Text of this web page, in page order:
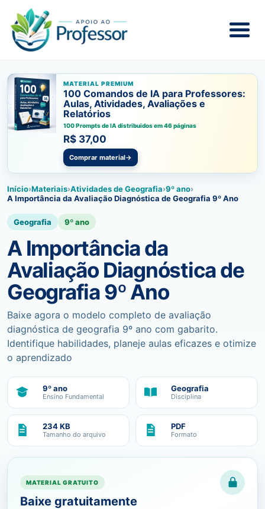
MATERIAL PREMIUM
100 Comandos de IA para Professores:
Aulas, Atividades, Avaliações e
Relatórios
100 Prompts de IA distribuidos em 46 páginas
R$ 37,00
Comprar material→
Início›Materiais›Atividades de Geografia›9º ano›
A Importância da Avaliação Diagnóstica de Geografia 9º Ano
Geografia 9º ano
A Importância da
Avaliação Diagnóstica de
Geografia 9º Ano
Baixe agora o modelo completo de avaliação
diagnóstica de geografia 9º ano com gabarito.
Identifique habilidades, planeje aulas eficazes e otimize
o aprendizado
9º ano
Ensino Fundamental
Geografia
Disciplina
234 KB
Tamanho do arquivo
PDF
Formato
MATERIAL GRATUITO
Baixe gratuitamente